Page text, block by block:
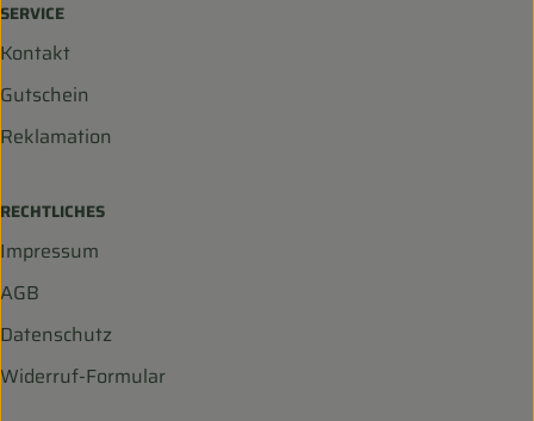
SERVICE
Kontakt
Gutschein
Reklamation
RECHTLICHES
Impressum
AGB
Datenschutz
Widerruf-Formular